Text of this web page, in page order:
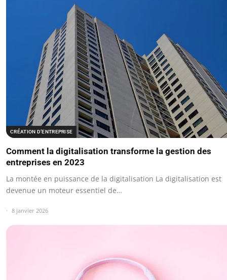
CRÉATION D’ENTREPRISE
Comment la digitalisation transforme la gestion des
entreprises en 2023
La montée en puissance de la digitalisation La digitalisation est
devenue un moteur essentiel de…
8 janvier 2026